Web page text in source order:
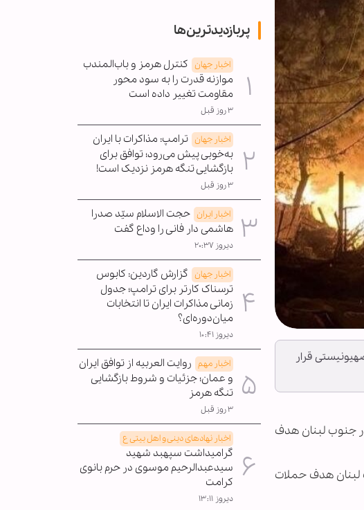
قرار
جنوب لبنان هدف
لبنان هدف حملات
پربازدیدترین‌ها
اخبار جهان کنترل هرمز و باب‌المندب
موازنه قدرت را به سود محور
مقاومت تغییر داده است
۳ روز قبل
اخبار جهان ترامپ: مذاکرات با ایران
به‌خوبی پیش می‌رود؛ توافق برای
بازگشایی تنگه هرمز نزدیک است!
۳ روز قبل
اخبار ایران حجت الاسلام سیّد صدرا
هاشمی دار فانی را وداع گفت
دیروز ۲۰:۳۷
اخبار جهان گزارش گاردین: کابوس
ترسناک کارتر برای ترامپ؛ جدول
زمانی مذاکرات ایران تا انتخابات
میان‌دوره‌ای؟
دیروز ۱۰:۴۱
اخبار مهم روایت العربیه از توافق ایران
و عمان؛ جزئیات و شروط بازگشایی
تنگه هرمز
۳ روز قبل
اخبار نهادهای دینی و اهل بیتی ع
گرامیداشت سپهبد شهید
سیدعبدالرحیم موسوی در حرم بانوی
کرامت
دیروز ۱۳:۱۱